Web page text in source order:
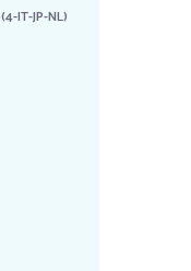
IT-JP-NL)